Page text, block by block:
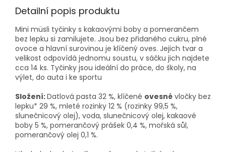
Detailní popis produktu
Mini müsli tyčinky s kakaovými boby a pomerančem
bez lepku si zamilujete. Jsou bez přidaného cukru, plné
ovoce a hlavní surovinou je klíčený oves. Jejich tvar a
velikost odpovídá jednomu soustu, v sáčku jich najdete
cca 14 ks. Tyčinky jsou ideální do práce, do školy, na
výlet, do auta i ke sportu
Složení:Datlová pasta 32 %, klíčené ovesné vločky bez
lepku* 29 %, mleté rozinky 12 % (rozinky 99,5 %,
slunečnicový olej), voda, slunečnicový olej, kakaové
boby 5 %, pomerančový prášek 0,4 %, mořská sůl,
pomerančový olej 0,1 %.